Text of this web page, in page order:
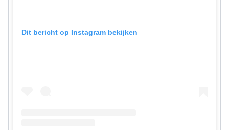
Dit bericht op Instagram bekijken